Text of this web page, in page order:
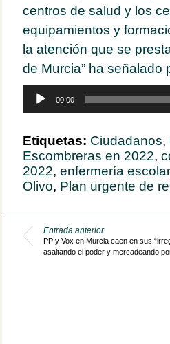
centros de salud y los
equipamientos y
la atención que se
de Murcia” ha
Reproductor
audio
00:00
Etiquetas: Ciudadanos,
Escombreras en 2022,
2022, enfermería escolar
Olivo, Plan urgente de
Entrada anterior
PP y Vox en Murcia caen en sus
asaltando el poder y mercadeando